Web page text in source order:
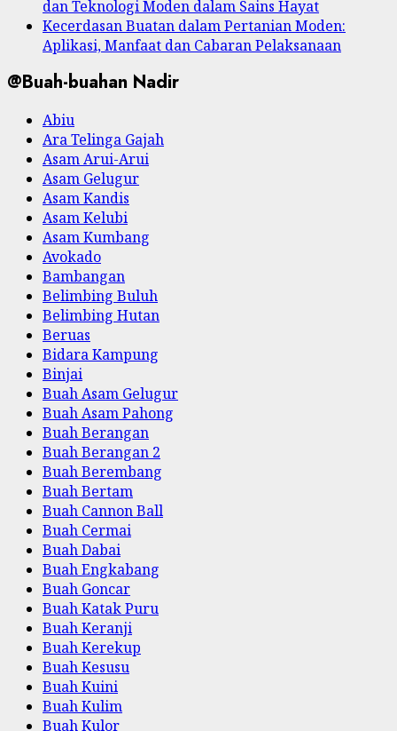
dan Teknologi Moden dalam Sains Hayat
Kecerdasan Buatan dalam Pertanian Moden:
Aplikasi, Manfaat dan Cabaran Pelaksanaan
@Buah-buahan Nadir
Abiu
Ara Telinga Gajah
Asam Arui-Arui
Asam Gelugur
Asam Kandis
Asam Kelubi
Asam Kumbang
Avokado
Bambangan
Belimbing Buluh
Belimbing Hutan
Beruas
Bidara Kampung
Binjai
Buah Asam Gelugur
Buah Asam Pahong
Buah Berangan
Buah Berangan 2
Buah Berembang
Buah Bertam
Buah Cannon Ball
Buah Cermai
Buah Dabai
Buah Engkabang
Buah Goncar
Buah Katak Puru
Buah Keranji
Buah Kerekup
Buah Kesusu
Buah Kuini
Buah Kulim
Buah Kulor